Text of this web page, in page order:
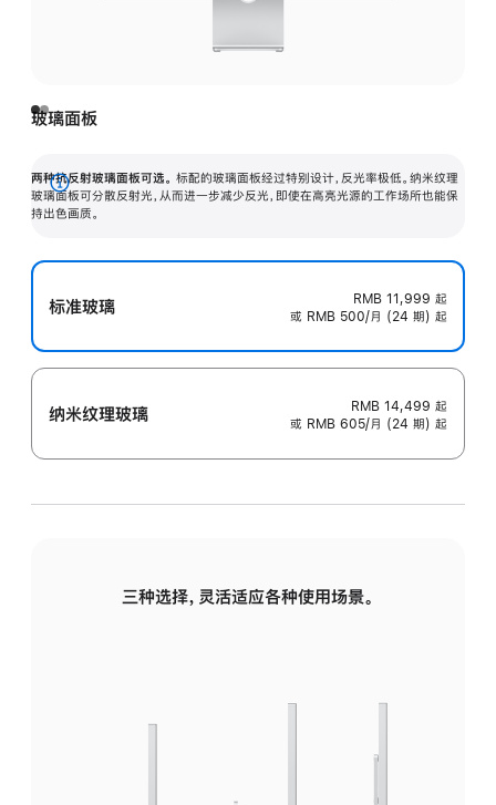
玻璃面板
两种抗反射玻璃面板可选。 标配的玻璃面板经过特别设计，反光率极低。纳米纹理
玻璃面板可分散反射光，从而进一步减少反光，即使在高亮光源的工作场所也能保
持出色画质。
展
开
标准玻璃 RMB 11,999 起
或 RMB 500/月 (24 期) 起
纳米纹理玻璃 RMB 14,499 起
或 RMB 605/月 (24 期) 起
三种选择，灵活适应各种使用场景。